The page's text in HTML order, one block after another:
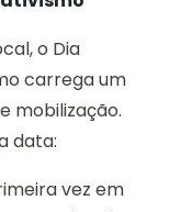
o Dia
carrega um
mobilização.
data:
vez em